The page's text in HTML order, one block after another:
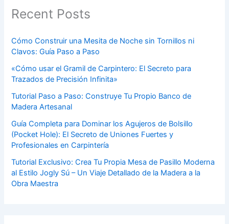
Recent Posts
Cómo Construir una Mesita de Noche sin Tornillos ni
Clavos: Guía Paso a Paso
«Cómo usar el Gramil de Carpintero: El Secreto para
Trazados de Precisión Infinita»
Tutorial Paso a Paso: Construye Tu Propio Banco de
Madera Artesanal
Guía Completa para Dominar los Agujeros de Bolsillo
(Pocket Hole): El Secreto de Uniones Fuertes y
Profesionales en Carpintería
Tutorial Exclusivo: Crea Tu Propia Mesa de Pasillo Moderna
al Estilo Jogly Sú – Un Viaje Detallado de la Madera a la
Obra Maestra